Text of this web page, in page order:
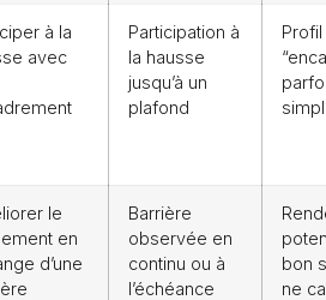
à la
avec
Participation à
la hausse
jusqu’à un
plafond
Profil
le
en
d’une
Barrière
observée en
continu ou à
l’échéance
bon
ne